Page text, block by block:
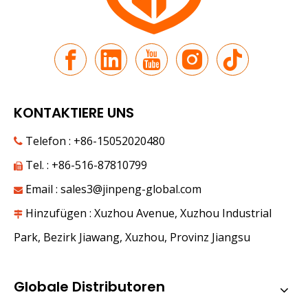
Unter dem Tianshan-Gebirge liegt im Juni süße
KONTAKTIERE UNS
 Telefon : +86-15052020480
 Tel. : +86-516-87810799
 Email : sales3@jinpeng-global.com
 Hinzufügen : Xuzhou Avenue, Xuzhou Industrial
Park, Bezirk Jiawang, Xuzhou, Provinz Jiangsu
Globale Distributoren